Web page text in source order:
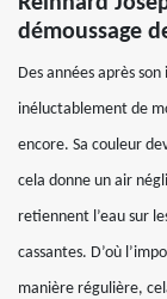
démoussage
Des années après
inéluctablement de
encore. Sa couleur
cela donne un air
retiennent l’eau sur
cassantes. D’où
manière régulière,